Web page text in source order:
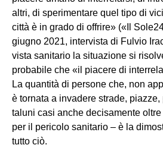
altri, di sperimentare quel tipo di
città è in grado di offrire» («Il
giugno 2021, intervista di Fulvio
vista sanitario la situazione si
probabile che «il piacere di
La quantità di persone che, non
è tornata a invadere strade,
taluni casi anche decisamente
per il pericolo sanitario – è la
tutto ciò.